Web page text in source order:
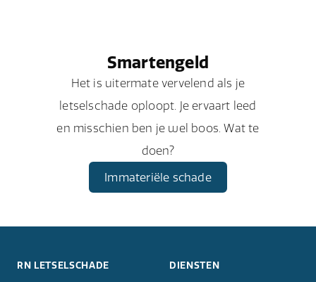
Smartengeld
Het is uitermate vervelend als je
letselschade oploopt. Je ervaart leed
en misschien ben je wel boos. Wat te
doen?
Immateriële schade
RN LETSELSCHADE DIENSTEN